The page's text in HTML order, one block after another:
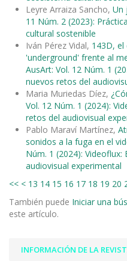
Leyre Arraiza Sancho, Un
11 Núm. 2 (2023):
cultural sostenible
Iván Pérez Vidal, 143D,
'underground' frente al
AusArt: Vol. 12 Núm. 1
nuevos retos del
Maria Muriedas Díez,
Vol. 12 Núm. 1 (2024):
retos del audiovisual
Pablo Maraví Martínez,
sonidos a la fuga en el
Núm. 1 (2024):
audiovisual experimental
<< < 13 14 15 16 17 18 19 20
También puede Iniciar una
este artículo.
INFORMACIÓN DE LA